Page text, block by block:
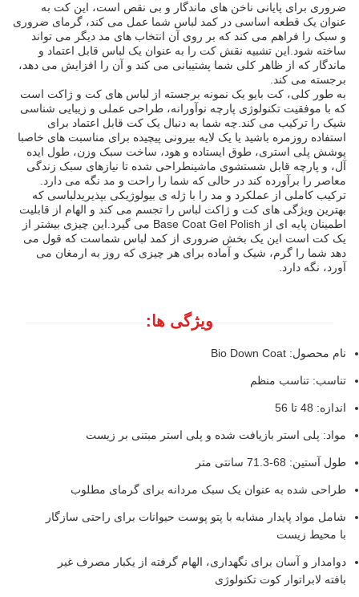
ضروری برای پایانی ناخن های ماندگار و بی نقص است، این کت به
عنوان یک قطعه اساسی در کمد لباس شما عمل می کند، گرمای ضروری
و سبک را فراهم می کند که بر روی آن انتخاب های مد دیگر می تواند
ساخته شود.این تشبیه نقش کت را به عنوان یک لباس قابل اعتماد و
ماندگار که از ظاهر کلی شما پشتیبانی می کند و آن را افزایش می دهد،
برجسته می کند.
به طور کلی، کت بایو یک نمونه برجسته از لباس های کت و ژاکت است
که با موفقیت تکنولوژی پارچه نوآورانه، طراحی عملی و زیبایی شناسی
شیک را ترکیب می کند.چه شما به دنبال یک کت قابل اعتماد برای
استفاده روزمره باشید یا یک لایه بیرونی پیچیده برای مناسبت های خاصبا
پوشش پلی استری، طوق ایستاده و هود، ساخت سبک وزن، طول ایده
آل، و پارچه قابل شستشوی ماشینطراحی شده تا نیازهای سبک زندگی
معاصر را برآورده کند در حالی که شما را راحت و مد نگه می دارد.
ترکیب کاملی از عملکرد و مد را با ژله ی بیولوژیکی بپذیریدلباسی که
بهترین ویژگی های کت و ژاکت لباس را تجسم می کند و الهام از قابلیت
اطمینان پایه ای از Base Coat Gel Polish می گیرد.این چیزی بیشتر از
یک کت است این یک بخش ضروری از کمد لباس شماست که قول می
دهد شما را گرم، شیک و آماده برای هر چیزی که روز به ارمغان می
آورد، نگه دارد.
ویژگی ها:
نام محصول: Bio Down Coat
تناسب: تناسب منظم
اندازه: 48 تا 56
مواد: پلی استر بازیافت شده و پلی استر مبتنی بر زیست
طول آستین: 68-71.3 سانتی متر
طراحی شده به عنوان یک سبک مردانه برای گرمای مطلوب
شامل مواد پایدار مشابه با پتو پوست حیوانات برای راحتی سازگار
با محیط زیست
دوامدار و آسان برای نگهداری، الهام گرفته از یکبار مصرف غیر
بافته لابراتوار کوت تکنولوژی